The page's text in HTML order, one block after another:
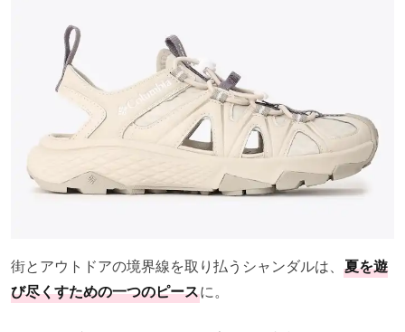
街とアウトドアの境界線を取り払うシャンダルは、 夏を遊
び尽くすための一つのピースに。